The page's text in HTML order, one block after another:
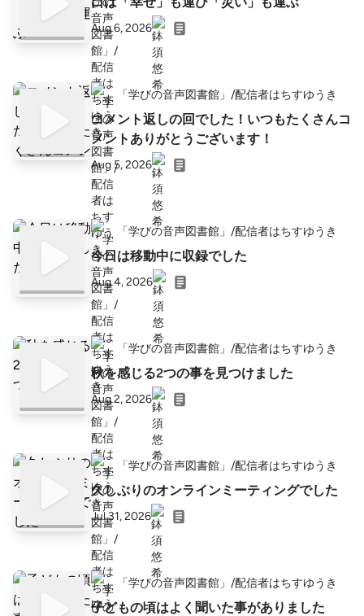
Aug 6, 2026
「学びの音声図書館」/配信者はちすゆうき
コメント返しの回でした！いつもたくさんコ
メントありがとうございます！
Aug 5, 2026
「学びの音声図書館」/配信者はちすゆうき
今日は移動中に収録でした
Aug 4, 2026
「学びの音声図書館」/配信者はちすゆうき
秋を感じる2つの事を見つけました
Aug 2, 2026
「学びの音声図書館」/配信者はちすゆうき
久しぶりのオンラインミーティングでした
Jul 31, 2026
「学びの音声図書館」/配信者はちすゆうき
子どもの頃はよく聞いた事がありました